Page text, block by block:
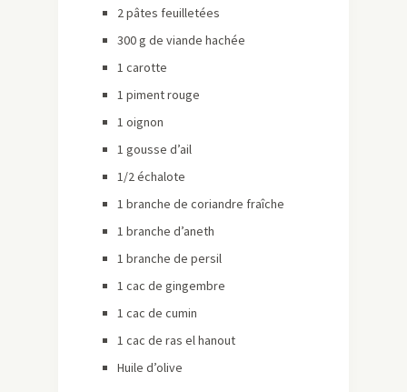
2 pâtes feuilletées
300 g de viande hachée
1 carotte
1 piment rouge
1 oignon
1 gousse d’ail
1/2 échalote
1 branche de coriandre fraîche
1 branche d’aneth
1 branche de persil
1 cac de gingembre
1 cac de cumin
1 cac de ras el hanout
Huile d’olive